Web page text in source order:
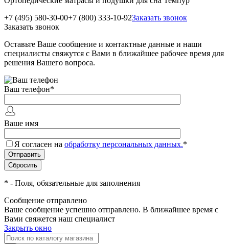
+7 (495) 580-30-00+7 (800) 333-10-92Заказать звонок
Заказать звонок
Оставьте Ваше сообщение и контактные данные и наши
специалисты свяжутся с Вами в ближайшее рабочее время для
решения Вашего вопроса.
Ваш телефон*
Ваше имя
Я согласен на обработку персональных данных.*
* - Поля, обязательные для заполнения
Сообщение отправлено
Ваше сообщение успешно отправлено. В ближайшее время с
Вами свяжется наш специалист
Закрыть окно